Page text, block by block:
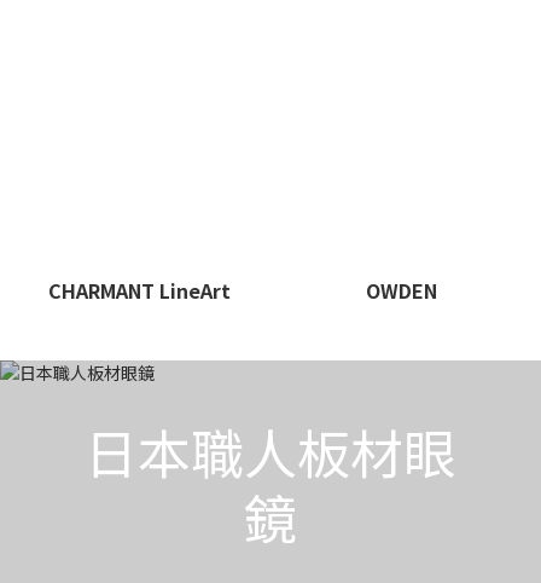
CHARMANT LineArt OWDEN
日本職人板材眼
鏡